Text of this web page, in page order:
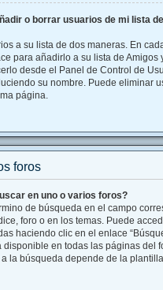
o borrar usuarios de mi lista
a su lista de dos maneras. En
para añadirlo a su lista de Amigos
desde el Panel de Control de
su nombre. Puede eliminar
página.
foros
en uno o varios foros?
de búsqueda en el campo
foro o en los temas. Puede
haciendo clic en el enlace
disponible en todas las páginas del
la búsqueda depende de la